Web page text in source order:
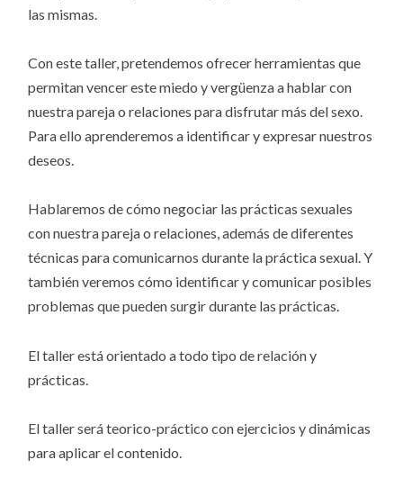
las mismas.
Con este taller, pretendemos ofrecer herramientas que
permitan vencer este miedo y vergüenza a hablar con
nuestra pareja o relaciones para disfrutar más del sexo.
Para ello aprenderemos a identificar y expresar nuestros
deseos.
Hablaremos de cómo negociar las prácticas sexuales
con nuestra pareja o relaciones, además de diferentes
técnicas para comunicarnos durante la práctica sexual. Y
también veremos cómo identificar y comunicar posibles
problemas que pueden surgir durante las prácticas.
El taller está orientado a todo tipo de relación y
prácticas.
El taller será teorico-práctico con ejercicios y dinámicas
para aplicar el contenido.